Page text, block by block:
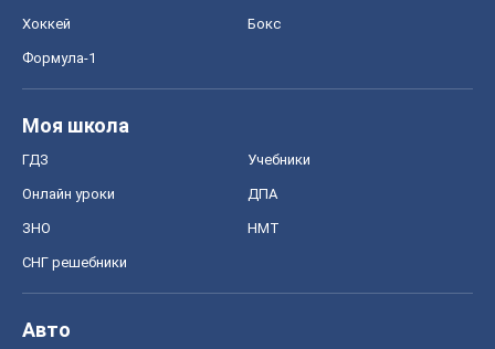
Хоккей Бокс
Формула-1
Моя школа
ГДЗ Учебники
Онлайн уроки ДПА
ЗНО НМТ
СНГ решебники
Авто